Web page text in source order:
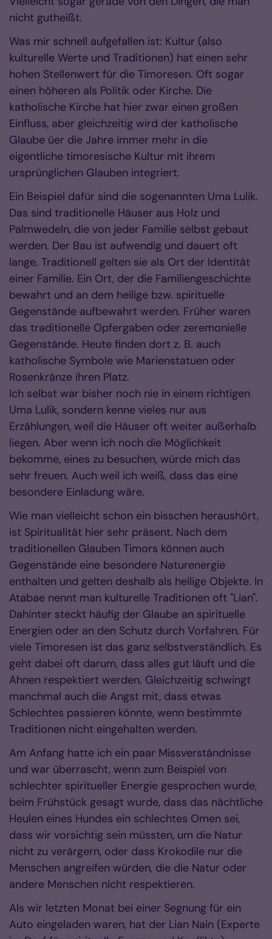
nicht gutheißt.
Was mir schnell aufgefallen ist: Kultur (also
kulturelle Werte und Traditionen) hat einen sehr
hohen Stellenwert für die Timoresen. Oft sogar
einen höheren als Politik oder Kirche. Die
katholische Kirche hat hier zwar einen großen
Einfluss, aber gleichzeitig wird der katholische
Glaube üer die Jahre immer mehr in die
eigentliche timoresische Kultur mit ihrem
ursprünglichen Glauben integriert.
Ein Beispiel dafür sind die sogenannten Uma Lulik.
Das sind traditionelle Häuser aus Holz und
Palmwedeln, die von jeder Familie selbst gebaut
werden. Der Bau ist aufwendig und dauert oft
lange. Traditionell gelten sie als Ort der Identität
einer Familie. Ein Ort, der die Familiengeschichte
bewahrt und an dem heilige bzw. spirituelle
Gegenstände aufbewahrt werden. Früher waren
das traditionelle Opfergaben oder zeremonielle
Gegenstände. Heute finden dort z. B. auch
katholische Symbole wie Marienstatuen oder
Rosenkränze ihren Platz.
Ich selbst war bisher noch nie in einem richtigen
Uma Lulik, sondern kenne vieles nur aus
Erzählungen, weil die Häuser oft weiter außerhalb
liegen. Aber wenn ich noch die Möglichkeit
bekomme, eines zu besuchen, würde mich das
sehr freuen. Auch weil ich weiß, dass das eine
besondere Einladung wäre.
Wie man vielleicht schon ein bisschen heraushört,
ist Spiritualität hier sehr präsent. Nach dem
traditionellen Glauben Timors können auch
Gegenstände eine besondere Naturenergie
enthalten und gelten deshalb als heilige Objekte. In
Atabae nennt man kulturelle Traditionen oft "Lian".
Dahinter steckt häufig der Glaube an spirituelle
Energien oder an den Schutz durch Vorfahren. Für
viele Timoresen ist das ganz selbstverständlich. Es
geht dabei oft darum, dass alles gut läuft und die
Ahnen respektiert werden. Gleichzeitig schwingt
manchmal auch die Angst mit, dass etwas
Schlechtes passieren könnte, wenn bestimmte
Traditionen nicht eingehalten werden.
Am Anfang hatte ich ein paar Missverständnisse
und war überrascht, wenn zum Beispiel von
schlechter spiritueller Energie gesprochen wurde,
beim Frühstück gesagt wurde, dass das nächtliche
Heulen eines Hundes ein schlechtes Omen sei,
dass wir vorsichtig sein müssten, um die Natur
nicht zu verärgern, oder dass Krokodile nur die
Menschen angreifen würden, die die Natur oder
andere Menschen nicht respektieren.
Als wir letzten Monat bei einer Segnung für ein
Auto eingeladen waren, hat der Lian Nain (Experte